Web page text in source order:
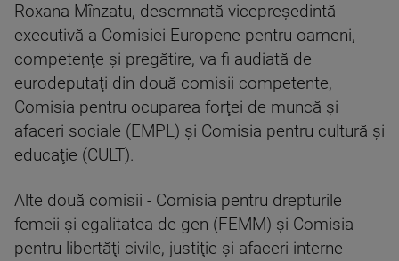
Roxana Mînzatu, desemnată vicepreşedintă
executivă a Comisiei Europene pentru oameni,
competenţe şi pregătire, va fi audiată de
eurodeputaţi din două comisii competente,
Comisia pentru ocuparea forţei de muncă şi
afaceri sociale (EMPL) şi Comisia pentru cultură şi
educaţie (CULT).
Alte două comisii - Comisia pentru drepturile
femeii şi egalitatea de gen (FEMM) şi Comisia
pentru libertăţi civile, justiţie şi afaceri interne